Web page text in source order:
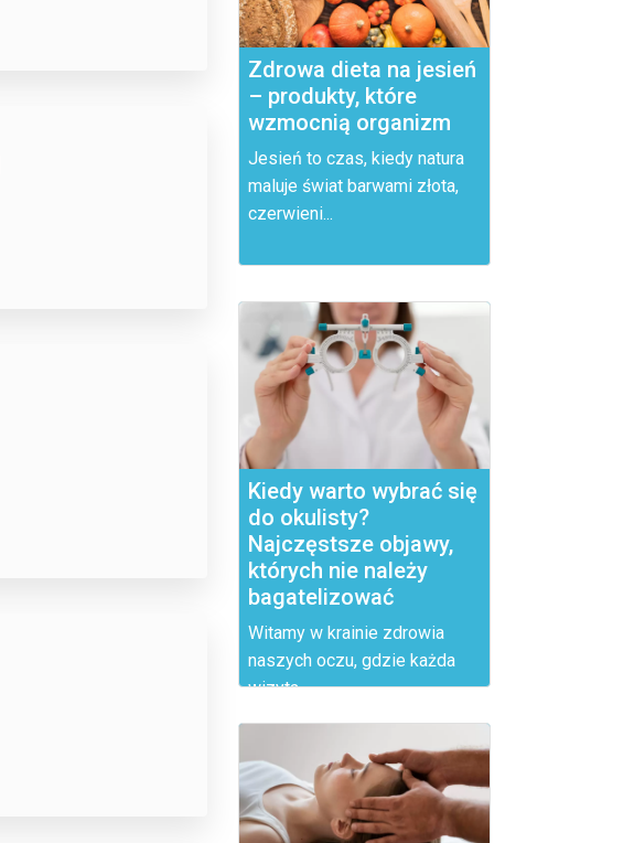
Zdrowa dieta na jesień
– produkty, które
wzmocnią organizm
Jesień to czas, kiedy natura
maluje świat barwami złota,
czerwieni...
Kiedy warto wybrać się
do okulisty?
Najczęstsze objawy,
których nie należy
bagatelizować
Witamy w krainie zdrowia
naszych oczu, gdzie każda
wizyta...